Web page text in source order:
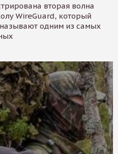
вторая волна
WireGuard, который
одним из самых